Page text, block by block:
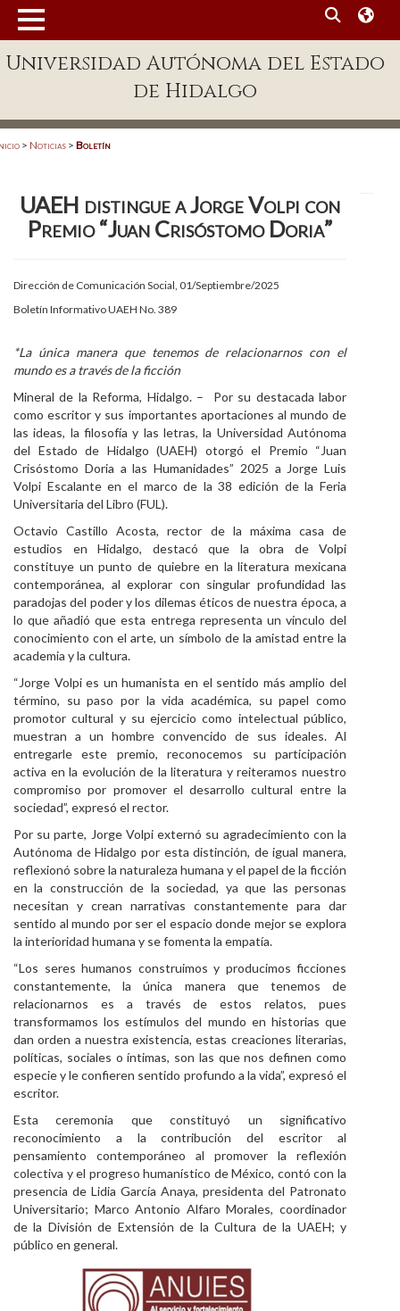
Enlaces
Patronato
Publicaciones en línea
Acreditación Internacional
Alumnado
Personal
Alumni
Visitantes
Universidad Autónoma del Estado
de Hidalgo
> Noticias > Boletín
UAEH distingue a Jorge Volpi con
Premio “Juan Crisóstomo Doria”
Dirección de Comunicación Social, 01/Septiembre/2025
Boletín Informativo UAEH No. 389
*La única manera que tenemos de relacionarnos con el
mundo es a través de la ficción
Mineral de la Reforma, Hidalgo. – Por su destacada labor
como escritor y sus importantes aportaciones al mundo de
las ideas, la filosofía y las letras, la Universidad Autónoma
del Estado de Hidalgo (UAEH) otorgó el Premio “Juan
Crisóstomo Doria a las Humanidades” 2025 a Jorge Luis
Volpi Escalante en el marco de la 38 edición de la Feria
Universitaria del Libro (FUL).
Octavio Castillo Acosta, rector de la máxima casa de
estudios en Hidalgo, destacó que la obra de Volpi
constituye un punto de quiebre en la literatura mexicana
contemporánea, al explorar con singular profundidad las
paradojas del poder y los dilemas éticos de nuestra época, a
lo que añadió que esta entrega representa un vínculo del
conocimiento con el arte, un símbolo de la amistad entre la
academia y la cultura.
“Jorge Volpi es un humanista en el sentido más amplio del
término, su paso por la vida académica, su papel como
promotor cultural y su ejercicio como intelectual público,
muestran a un hombre convencido de sus ideales. Al
entregarle este premio, reconocemos su participación
activa en la evolución de la literatura y reiteramos nuestro
compromiso por promover el desarrollo cultural entre la
sociedad”, expresó el rector.
Por su parte, Jorge Volpi externó su agradecimiento con la
Autónoma de Hidalgo por esta distinción, de igual manera,
reflexionó sobre la naturaleza humana y el papel de la ficción
en la construcción de la sociedad, ya que las personas
necesitan y crean narrativas constantemente para dar
sentido al mundo por ser el espacio donde mejor se explora
la interioridad humana y se fomenta la empatía.
“Los seres humanos construimos y producimos ficciones
constantemente, la única manera que tenemos de
relacionarnos es a través de estos relatos, pues
transformamos los estímulos del mundo en historias que
dan orden a nuestra existencia, estas creaciones literarias,
políticas, sociales o íntimas, son las que nos definen como
especie y le confieren sentido profundo a la vida”, expresó el
escritor.
Esta ceremonia que constituyó un significativo
reconocimiento a la contribución del escritor al
pensamiento contemporáneo al promover la reflexión
colectiva y el progreso humanístico de México, contó con la
presencia de Lidia García Anaya, presidenta del Patronato
Universitario; Marco Antonio Alfaro Morales, coordinador
de la División de Extensión de la Cultura de la UAEH; y
público en general.